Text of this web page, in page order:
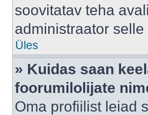
soovitatav teha
administraator
Üles
» Kuidas saan
foorumilolijate
Oma profiilist leiad